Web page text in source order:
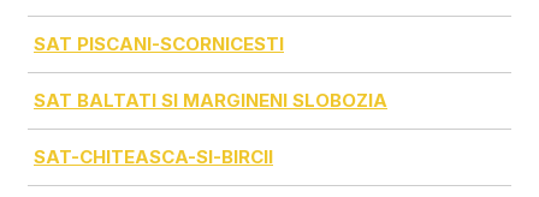
SAT PISCANI-SCORNICESTI
SAT BALTATI SI MARGINENI SLOBOZIA
SAT-CHITEASCA-SI-BIRCII